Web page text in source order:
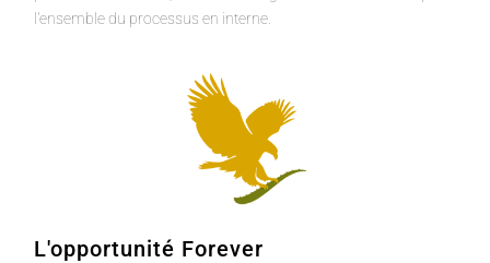
l'ensemble du processus en interne.
L'opportunité Forever